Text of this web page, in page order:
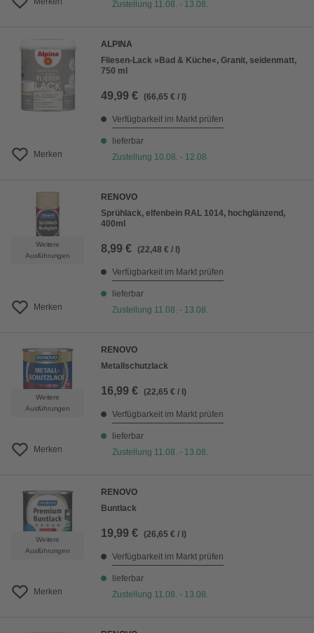
Zustellung 11.08. - 13.08.
Merken
ALPINA
Fliesen-Lack »Bad & Küche«, Granit, seidenmatt,
750 ml
49,99 € (66,65 € / l)
Verfügbarkeit im Markt prüfen
lieferbar
Zustellung 10.08. - 12.08.
Weitere
Ausführungen
Merken
RENOVO
Sprühlack, elfenbein RAL 1014, hochglänzend,
400ml
8,99 € (22,48 € / l)
Verfügbarkeit im Markt prüfen
lieferbar
Zustellung 11.08. - 13.08.
Weitere
Ausführungen
Merken
RENOVO
Metallschutzlack
16,99 € (22,65 € / l)
Verfügbarkeit im Markt prüfen
lieferbar
Zustellung 11.08. - 13.08.
Weitere
Ausführungen
Merken
RENOVO
Buntlack
19,99 € (26,65 € / l)
Verfügbarkeit im Markt prüfen
lieferbar
Zustellung 11.08. - 13.08.